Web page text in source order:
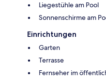
Liegestühle am Pool
Sonnenschirme am
Einrichtungen
Garten
Terrasse
Fernseher im